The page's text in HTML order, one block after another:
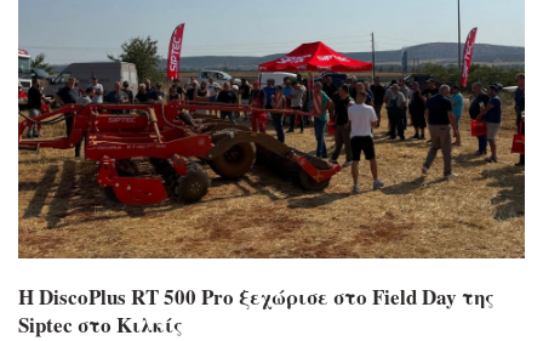
Η DiscoPlus RT 500 Pro ξεχώρισε στο Field Day της
Siptec στο Κιλκίς